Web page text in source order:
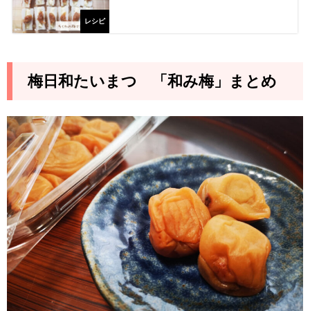
レシピ
梅日和たいまつ 「和み梅」まとめ